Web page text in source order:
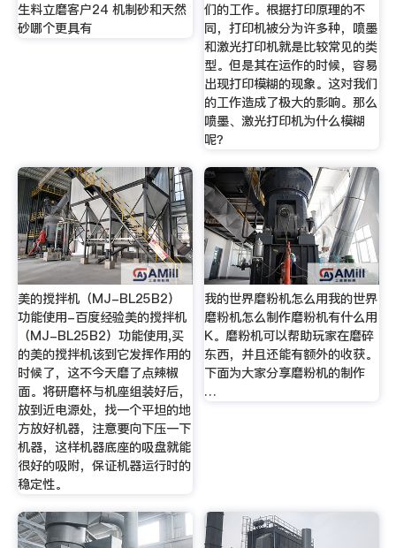
生料立磨客户24 机制砂和天然
砂哪个更具有
们的工作。根据打印原理的不
同，打印机被分为许多种，喷墨
和激光打印机就是比较常见的类
型。但是其在运作的时候，容易
出现打印模糊的现象。这对我们
的工作造成了极大的影响。那么
喷墨、激光打印机为什么模糊
呢？
美的搅拌机（MJ-BL25B2）
功能使用-百度经验美的搅拌机
（MJ-BL25B2）功能使用,买
的美的搅拌机该到它发挥作用的
时候了，这不今天磨了点辣椒
面。将研磨杯与机座组装好后，
放到近电源处，找一个平坦的地
方放好机器，注意要向下压一下
机器，这样机器底座的吸盘就能
很好的吸附，保证机器运行时的
稳定性。
我的世界磨粉机怎么用我的世界
磨粉机怎么制作磨粉机有什么用
K。磨粉机可以帮助玩家在磨碎
东西，并且还能有额外的收获。
下面为大家分享磨粉机的制作
…